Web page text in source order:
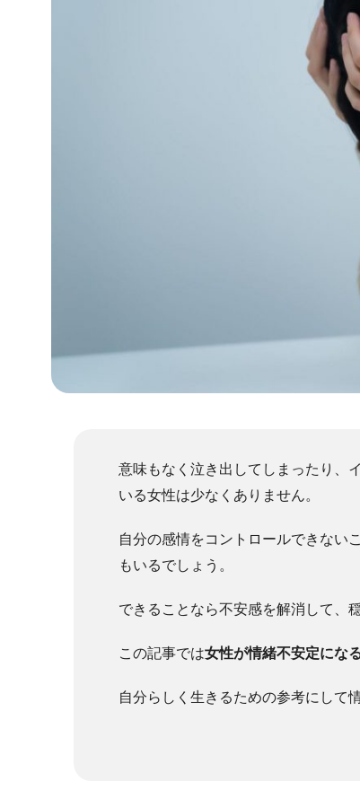
意味もなく泣き出してしまったり、
いる女性は少なくありません。
自分の感情をコントロールできない
もいるでしょう。
できることなら不安感を解消して、
この記事では女性が情緒不安定にな
自分らしく生きるための参考にして